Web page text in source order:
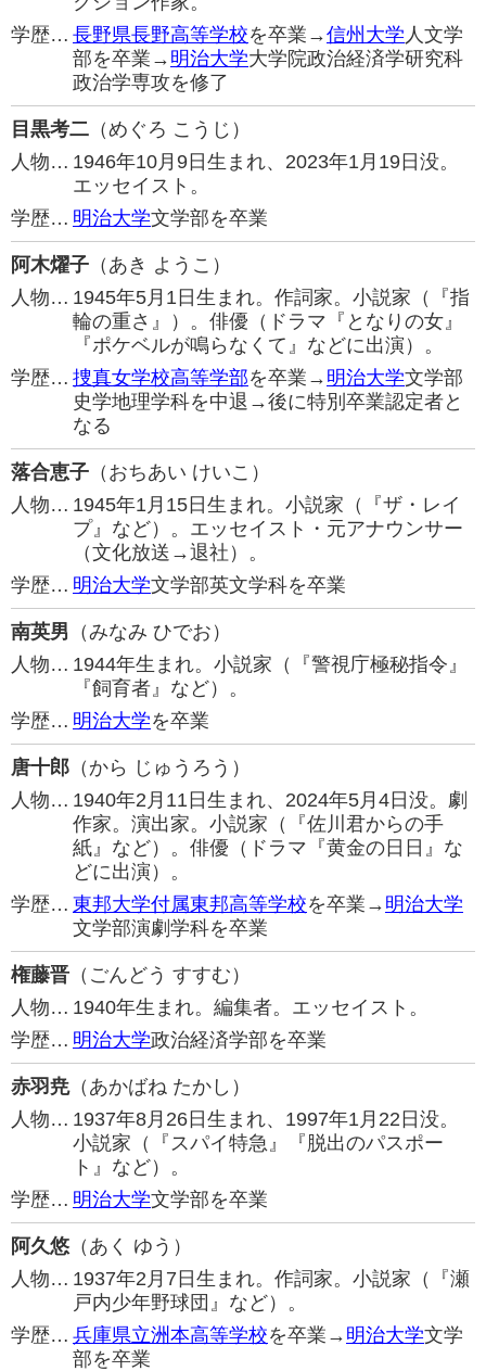
学歴… 長野県長野高等学校を卒業→信州大学 人文学
部を卒業→ 明治大学大学院政治経済学研究科
政治学専攻を修了
目黒考二 （めぐろ こうじ）
人物… 1946年10月9日生まれ、2023年1月19日没。
エッセイスト。
学歴… 明治大学文学部を卒業
阿木燿子 （あき ようこ）
人物… 1945年5月1日生まれ。作詞家。小説家（『指
輪の重さ』）。俳優（ドラマ『となりの女』
『ポケベルが鳴らなくて』などに出演）。
学歴… 捜真女学校高等学部を卒業→ 明治大学文学部
史学地理学科を中退→後に特別卒業認定者と
なる
落合恵子 （おちあい けいこ）
人物… 1945年1月15日生まれ。小説家（『ザ・レイ
プ』など）。エッセイスト・元アナウンサー
（文化放送→退社）。
学歴… 明治大学文学部英文学科を卒業
南英男 （みなみ ひでお）
人物… 1944年生まれ。小説家（『警視庁極秘指令』
『飼育者』など）。
学歴… 明治大学を卒業
唐十郎 （から じゅうろう）
人物… 1940年2月11日生まれ、2024年5月4日没。劇
作家。演出家。小説家（『佐川君からの手
紙』など）。俳優（ドラマ『黄金の日日』な
どに出演）。
学歴… 東邦大学付属東邦高等学校を卒業→ 明治大学
文学部演劇学科を卒業
権藤晋 （ごんどう すすむ）
人物… 1940年生まれ。編集者。エッセイスト。
学歴… 明治大学政治経済学部を卒業
赤羽尭（あかばね たかし）
人物… 1937年8月26日生まれ、1997年1月22日没。
小説家（『スパイ特急』『脱出のパスポー
ト』など）。
学歴… 明治大学文学部を卒業
阿久悠 （あく ゆう）
人物… 1937年2月7日生まれ。作詞家。小説家（『瀬
戸内少年野球団』など）。
学歴… 兵庫県立洲本高等学校を卒業→ 明治大学文学
部を卒業